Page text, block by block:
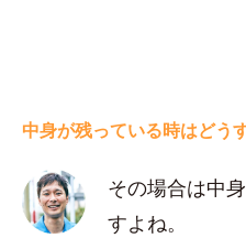
中身が残っている時はどう
その場合は中
すよね。